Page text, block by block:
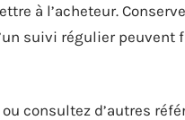
à l’acheteur.
suivi régulier peuvent
consultez d’autres